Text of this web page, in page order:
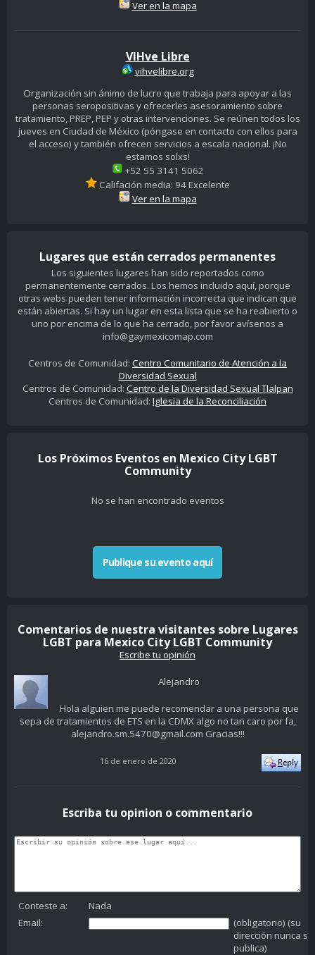
Ver en la mapa
VIHve Libre
vihvelibre.org
Organización sin ánimo de lucro que trabaja para apoyar a las
personas seropositivas y ofrecerles asesoramiento sobre
tratamiento, PREP, PEP y otras intervenciones. Se reúnen todos los
jueves en Ciudad de México (póngase en contacto con ellos para
el acceso) y también ofrecen servicios a escala nacional. ¡No
estamos solxs!
+52 55 3141 5062
Califación media: 94 Excelente
Ver en la mapa
Lugares que están cerrados permanentes
Los siguientes lugares han sido reportados como
permanentemente cerrados. Los hemos incluido aquí, porque
otras webs pueden tener información incorrecta que indican que
están abiertas. Si hay un lugar en esta lista que se ha reabierto o
uno por encima de lo que ha cerrado, por favor avísenos a
info@gaymexicomap.com
Centros de Comunidad: Centro Comunitario de Atención a la
Diversidad Sexual
Centros de Comunidad: Centro de la Diversidad Sexual Tlalpan
Centros de Comunidad: Iglesia de la Reconciliación
Los Próximos Eventos en Mexico City LGBT
Community
No se han encontrado eventos
Publique su evento aquí
Comentarios de nuestra visitantes sobre Lugares
LGBT para Mexico City LGBT Community
Escribe tu opinión
Alejandro
Hola alguien me puede recomendar a una persona que
sepa de tratamientos de ETS en la CDMX algo no tan caro por fa,
alejandro.sm.5470@gmail.com Gracias!!!
16 de enero de 2020
Escriba tu opinion o commentario
Conteste a:
Nada
Email:
(obligatorio) (su
dirección nunca se
publica)